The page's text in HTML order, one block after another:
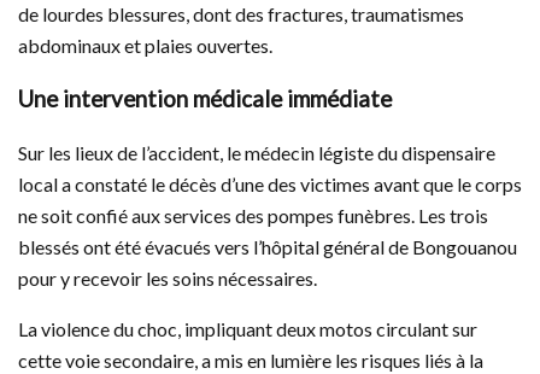
de lourdes blessures, dont des fractures, traumatismes
abdominaux et plaies ouvertes.
Une intervention médicale immédiate
Sur les lieux de l’accident, le médecin légiste du dispensaire
local a constaté le décès d’une des victimes avant que le corps
ne soit confié aux services des pompes funèbres. Les trois
blessés ont été évacués vers l’hôpital général de Bongouanou
pour y recevoir les soins nécessaires.
La violence du choc, impliquant deux motos circulant sur
cette voie secondaire, a mis en lumière les risques liés à la